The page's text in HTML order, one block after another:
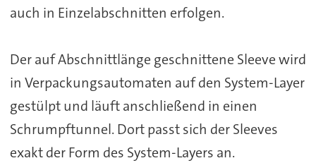
auch in Einzelabschnitten erfolgen.
Der auf Abschnittlänge geschnittene Sleeve wird
in Verpackungsautomaten auf den System-Layer
gestülpt und läuft anschließend in einen
Schrumpftunnel. Dort passt sich der Sleeves
exakt der Form des System-Layers an.